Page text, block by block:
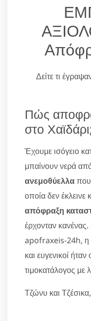
Δείτε τι
Πώς
στο
Έχουμε ισόγειο
μπαίνουν νερά
ανεμοθύελλα
οποία δεν έκλεινε
απόφραξη
έρχονταν
apofraxeis-24h, η
και ευγενικοί
τιμοκατάλογος με
Τζώνυ και Τζέσικα,